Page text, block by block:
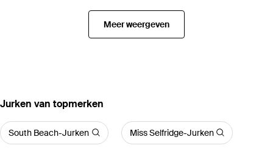
Meer weergeven
‪Jurken‬ van topmerken
South Beach-Jurken Miss Selfridge-Jurken